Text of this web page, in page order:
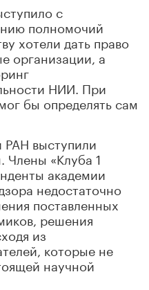
с
полномочий
хотели дать право
организации, а
НИИ. При
бы определять сам
РАН выступили
Члены «Клуба 1
академии
недостаточно
поставленных
решения
из
которые не
научной